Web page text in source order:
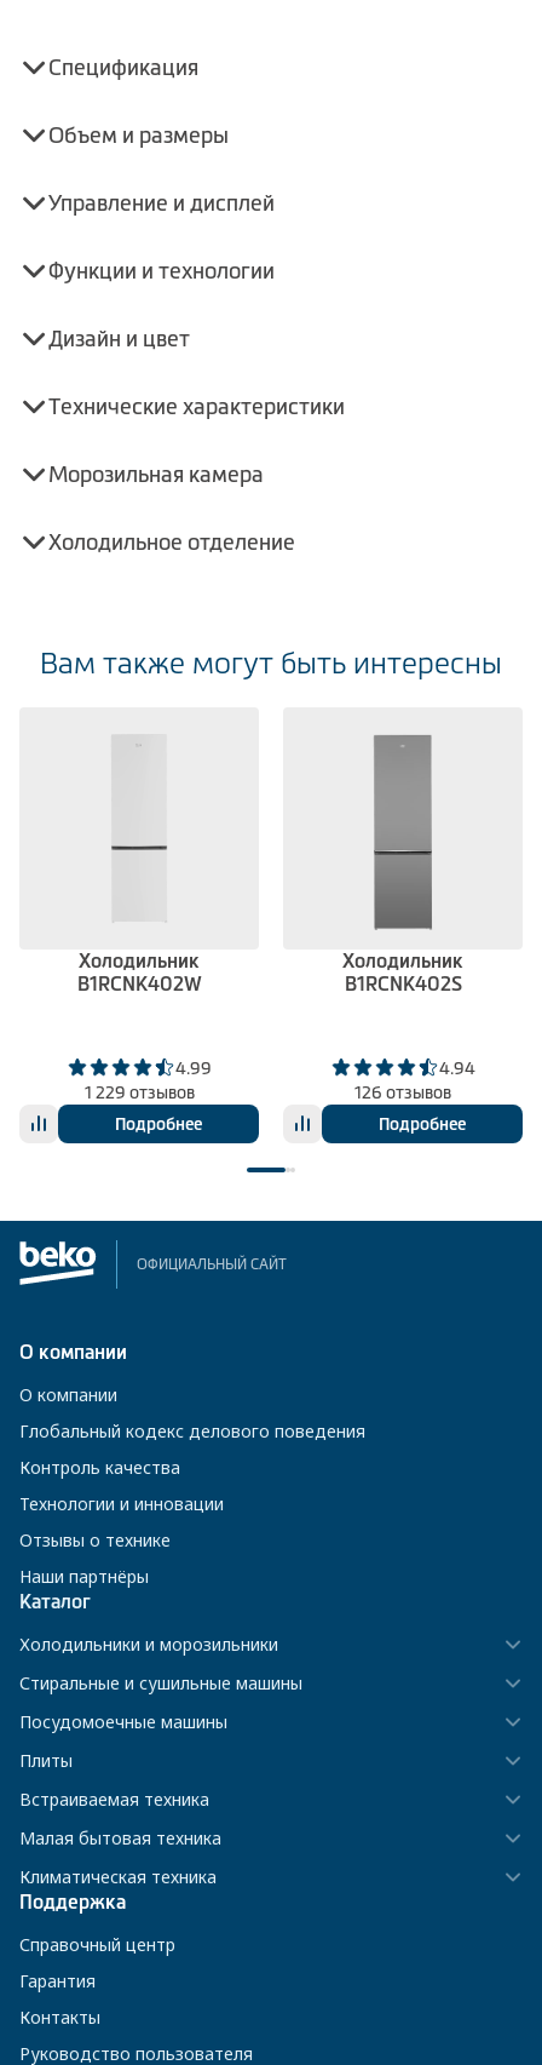
Спецификация
Объем и размеры
Управление и дисплей
Функции и технологии
Дизайн и цвет
Технические характеристики
Морозильная камера
Холодильное отделение
Вам также могут быть интересны
Холодильник
B1RCNK402W
4.99
1 229 отзывов
Подробнее
Холодильник
B1RCNK402S
4.94
126 отзывов
Подробнее
ОФИЦИАЛЬНЫЙ САЙТ
О компании
О компании
Глобальный кодекс делового поведения
Контроль качества
Технологии и инновации
Отзывы о технике
Наши партнёры
Каталог
Холодильники и морозильники
Стиральные и сушильные машины
Посудомоечные машины
Плиты
Встраиваемая техника
Малая бытовая техника
Климатическая техника
Поддержка
Справочный центр
Гарантия
Контакты
Руководство пользователя